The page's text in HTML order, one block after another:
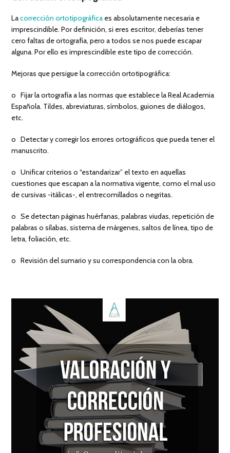
Lacorrección ortotipográfica es absolutamente necesaria e
imprescindible. Por definición, si eres escritor, deberías tener
cero faltas de ortografía, pero a todos se nos puede escapar
alguna. Por ello es imprescindible este tipo de corrección.
Mejoras que persigue la corrección ortotipográfica:
o Fijar la ortografía a las normas que establece la Real Academia
Española. Tildes, abreviaturas, símbolos, guiones de diálogos,
etc.
o Detectar y corregir los errores ortográficos que pueda tener el
manuscrito.
o Unificar criterios o “estandarizar” el texto en aquellas
cuestiones que escapan a la normativa vigente, como el mal uso
de cursivas -itálicas-, el entrecomillados o negritas.
o Se detectan páginas huérfanas, palabras viudas, repetición de
palabras o sílabas, sistema de márgenes, saltos de línea, tipo de
letra, foliación, etc.
o Revisión del sumario y su correspondencia con la obra.